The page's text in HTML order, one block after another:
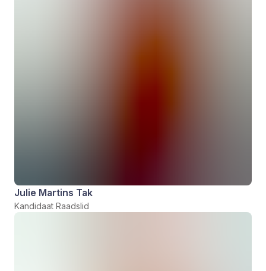
Julie Martins Tak
Kandidaat Raadslid